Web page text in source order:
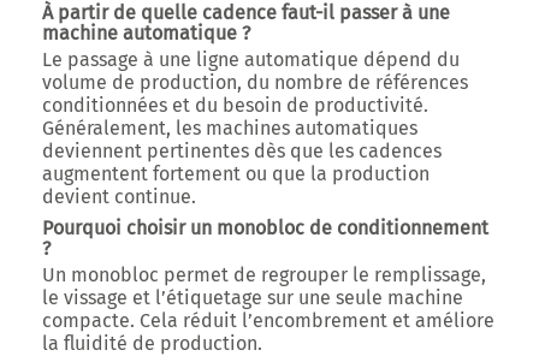
À partir de quelle cadence faut-il passer à une
machine automatique ?
Le passage à une ligne automatique dépend du
volume de production, du nombre de références
conditionnées et du besoin de productivité.
Généralement, les machines automatiques
deviennent pertinentes dès que les cadences
augmentent fortement ou que la production
devient continue.
Pourquoi choisir un monobloc de conditionnement
?
Un monobloc permet de regrouper le remplissage,
le vissage et l’étiquetage sur une seule machine
compacte. Cela réduit l’encombrement et améliore
la fluidité de production.